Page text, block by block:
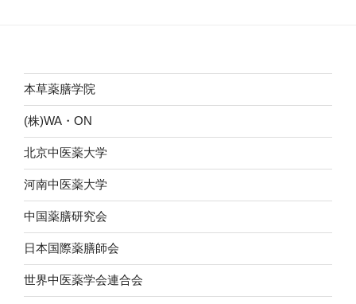
本草薬膳学院
(株)WA・ON
北京中医薬大学
河南中医薬大学
中国薬膳研究会
日本国際薬膳師会
世界中医薬学会連合会